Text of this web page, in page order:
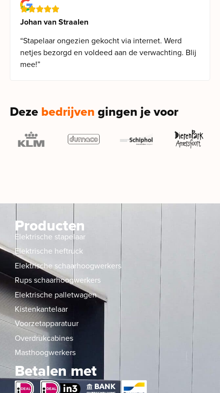
Johan van Straalen
“Stapelaar ongezien gekocht via internet. Werd
netjes bezorgd en voldeed aan de verwachting. Blij
mee!”
Dezebedrijvengingen je voor
Producten
Elektrische stapelaar
Elektrische heftruck
Elektrische schaarhoogwerkers
Rups schaarhoogwerkers
Elektrische palletwagen
Kistenkantelaar
Voorzetapparatuur
Overdrukcabines
Masthoogwerkers
Betalen met